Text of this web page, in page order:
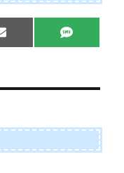
Share
on
E
m
Share
on
S
M